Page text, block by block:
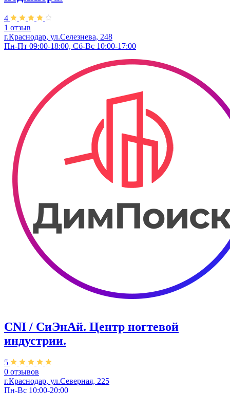
4
1 отзыв
г.Краснодар, ул.Селезнева, 248
Пн-Пт 09:00-18:00, Сб-Вс 10:00-17:00
CNI / СиЭнАй. Центр ногтевой
индустрии.
5
0 отзывов
г.Краснодар, ул.Северная, 225
Пн-Вс 10:00-20:00